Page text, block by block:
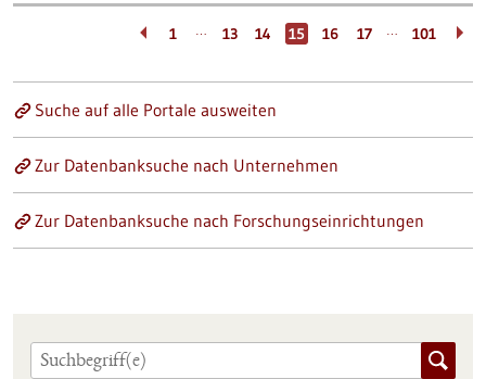
1 … 13 14 15 16 17 … 101
Suche auf alle Portale ausweiten
Zur Datenbanksuche nach Unternehmen
Zur Datenbanksuche nach Forschungseinrichtungen